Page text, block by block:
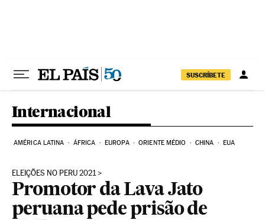
SUSCRÍBETE
Internacional
AMÉRICA LATINA ÁFRICA EUROPA ORIENTE MÉDIO CHINA EUA
ELEIÇÕES NO PERU 2021
Promotor da Lava Jato
peruana pede prisão de